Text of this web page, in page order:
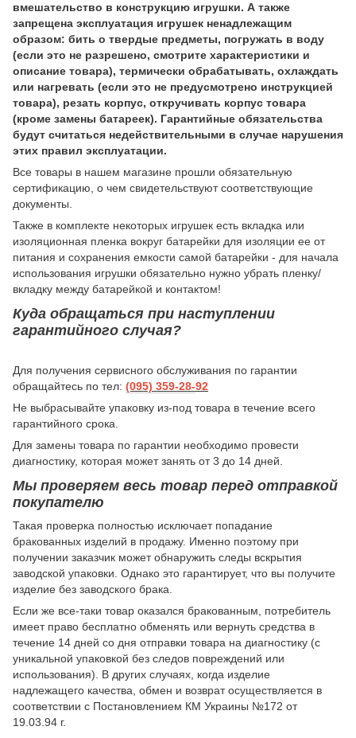
вмешательство в конструкцию игрушки. А также
запрещена эксплуатация игрушек ненадлежащим
образом: бить о твердые предметы, погружать в воду
(если это не разрешено, смотрите характеристики и
описание товара), термически обрабатывать, охлаждать
или нагревать (если это не предусмотрено инструкцией
товара), резать корпус, откручивать корпус товара
(кроме замены батареек). Гарантийные обязательства
будут считаться недействительными в случае нарушения
этих правил эксплуатации.
Все товары в нашем магазине прошли обязательную
сертификацию, о чем свидетельствуют соответствующие
документы.
Также в комплекте некоторых игрушек есть вкладка или
изоляционная пленка вокруг батарейки для изоляции ее от
питания и сохранения емкости самой батарейки - для начала
использования игрушки обязательно нужно убрать пленку/
вкладку между батарейкой и контактом!
Куда обращаться при наступлении
гарантийного случая?
Для получения сервисного обслуживания по гарантии
обращайтесь по тел: (095) 359-28-92
Не выбрасывайте упаковку из-под товара в течение всего
гарантийного срока.
Для замены товара по гарантии необходимо провести
диагностику, которая может занять от 3 до 14 дней.
Мы проверяем весь товар перед отправкой
покупателю
Такая проверка полностью исключает попадание
бракованных изделий в продажу. Именно поэтому при
получении заказчик может обнаружить следы вскрытия
заводской упаковки. Однако это гарантирует, что вы получите
изделие без заводского брака.
Если же все-таки товар оказался бракованным, потребитель
имеет право бесплатно обменять или вернуть средства в
течение 14 дней со дня отправки товара на диагностику (с
уникальной упаковкой без следов повреждений или
использования). В других случаях, когда изделие
надлежащего качества, обмен и возврат осуществляется в
соответствии с Постановлением КМ Украины №172 от
19.03.94 г.